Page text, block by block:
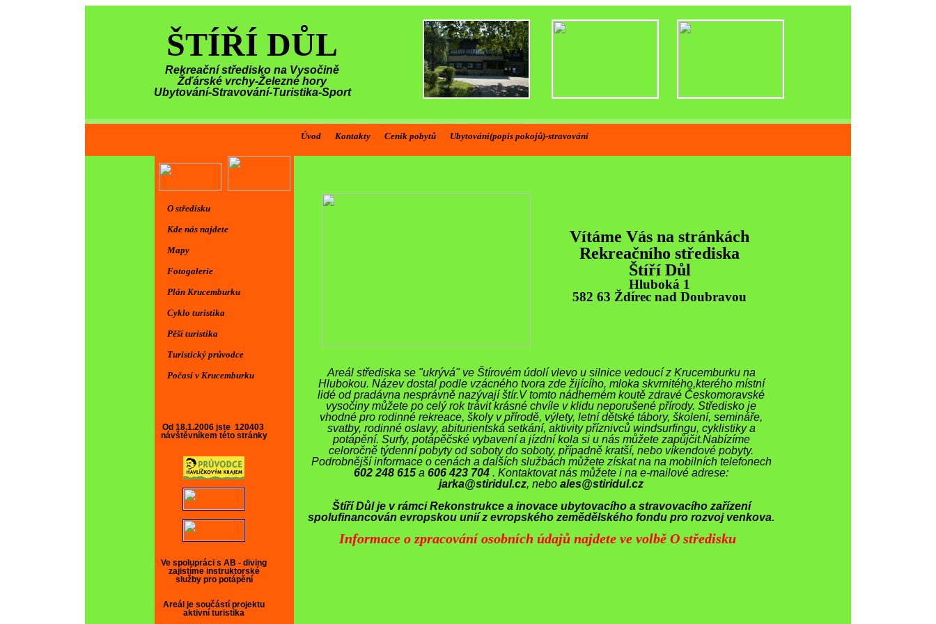
AKTUALITY-INFORMACE
Sleva na ubytování ve dvou měsících roku
Doporučujeme
ŠTÍŘÍ DŮL
Rekreační středisko na Vysočině
Žďárské vrchy-Železné hory
Ubytování-Stravování-Turistika-Sport
Úvod Kontakty Ceník pobytů Ubytování(popis pokojů)-stravování
Vítáme Vás na stránkách
Rekreačního střediska
Štíří Důl
Hluboká 1
582 63 Ždírec nad Doubravou
Areál střediska se "ukrývá" ve Štírovém údolí vlevo u silnice vedoucí z Krucemburku na
Hlubokou. Název dostal podle vzácného tvora zde žijícího, mloka skvrnitého,kterého místní
lidé od pradávna nesprávně nazývají štír.V tomto nádherném koutě zdravé Českomoravské
vysočiny můžete po celý rok trávit krásné chvíle v klidu neporušené přírody. Středisko je
vhodné pro rodinné rekreace, školy v přírodě, výlety, letní dětské tábory, školení, semináře,
svatby, rodinné oslavy, abiturientská setkání, aktivity příznivců windsurfingu, cyklistiky a
potápění. Surfy, potápěčské vybavení a jízdní kola si u nás můžete zapůjčit.Nabízíme
celoročně týdenní pobyty od soboty do soboty, případně kratší, nebo víkendové pobyty.
Podrobnější informace o cenách a dalších službách můžete získat na na mobilních telefonech
602 248 615 a 606 423 704 . Kontaktovat nás můžete i na e-mailové adrese:
jarka@stiridul.cz, nebo ales@stiridul.cz
Štíří Důl je v rámci Rekonstrukce a inovace ubytovacího a stravovacího zařízení
spolufinancován evropskou unií z evropského zemědělského fondu pro rozvoj venkova.
Informace o zpracování osobních údajů najdete ve volbě O středisku
Od 18.1.2006 jste 120403
návštěvníkem této stránky
Ve spolupráci s AB - diving
zajistíme instruktorské
služby pro potápění
Areál je součástí projektu
aktivní turistika
O středisku
Kde nás najdete
Mapy
Fotogalerie
Plán Krucemburku
Cyklo turistika
Pěší turistika
Turistický průvodce
Počasí v Krucemburku